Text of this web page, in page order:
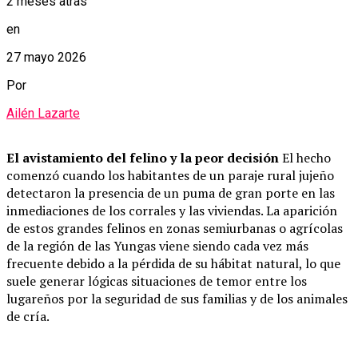
en
27 mayo 2026
Por
Ailén Lazarte
El avistamiento del felino y la peor decisiónEl hecho
comenzó cuando los habitantes de un paraje rural jujeño
detectaron la presencia de un puma de gran porte en las
inmediaciones de los corrales y las viviendas. La aparición
de estos grandes felinos en zonas semiurbanas o agrícolas
de la región de las Yungas viene siendo cada vez más
frecuente debido a la pérdida de su hábitat natural, lo que
suele generar lógicas situaciones de temor entre los
lugareños por la seguridad de sus familias y de los animales
de cría.